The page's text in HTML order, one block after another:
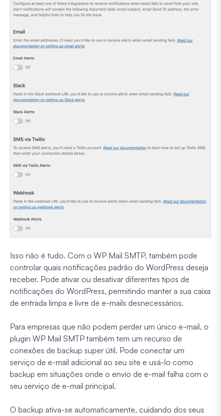
Isso não é tudo. Com o WP Mail SMTP, também pode
controlar quais notificações padrão do WordPress deseja
receber. Pode ativar ou desativar diferentes tipos de
notificações do WordPress, permitindo manter a sua caixa
de entrada limpa e livre de e-mails desnecessários.
Para empresas que não podem perder um único e-mail, o
plugin WP Mail SMTP também tem um recurso de
conexões de backup super útil. Pode conectar um
serviço de e-mail adicional ao seu site e usá-lo como
backup em situações onde o envio de e-mail falha com o
seu serviço de e-mail principal.
O backup ativa-se automaticamente, cuidando dos seus